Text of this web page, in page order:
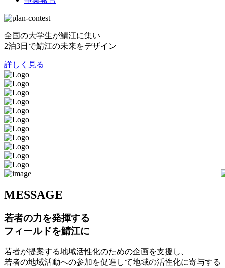
全国の大学生が鯖江に集い
2泊3日で鯖江の未来をデザイン
詳しく見る
MESSAGE
若者の力を発揮する
フィールドを鯖江に
若者が提案する地域活性化のための企画を支援し、
若者の地域活動への参加を促進して地域の活性化に寄与する